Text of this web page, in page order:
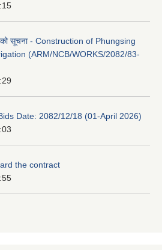
सूचना - Construction of Phungsing
(ARM/NCB/WORKS/2082/83-
Date: 2082/12/18 (01-April 2026)
the contract